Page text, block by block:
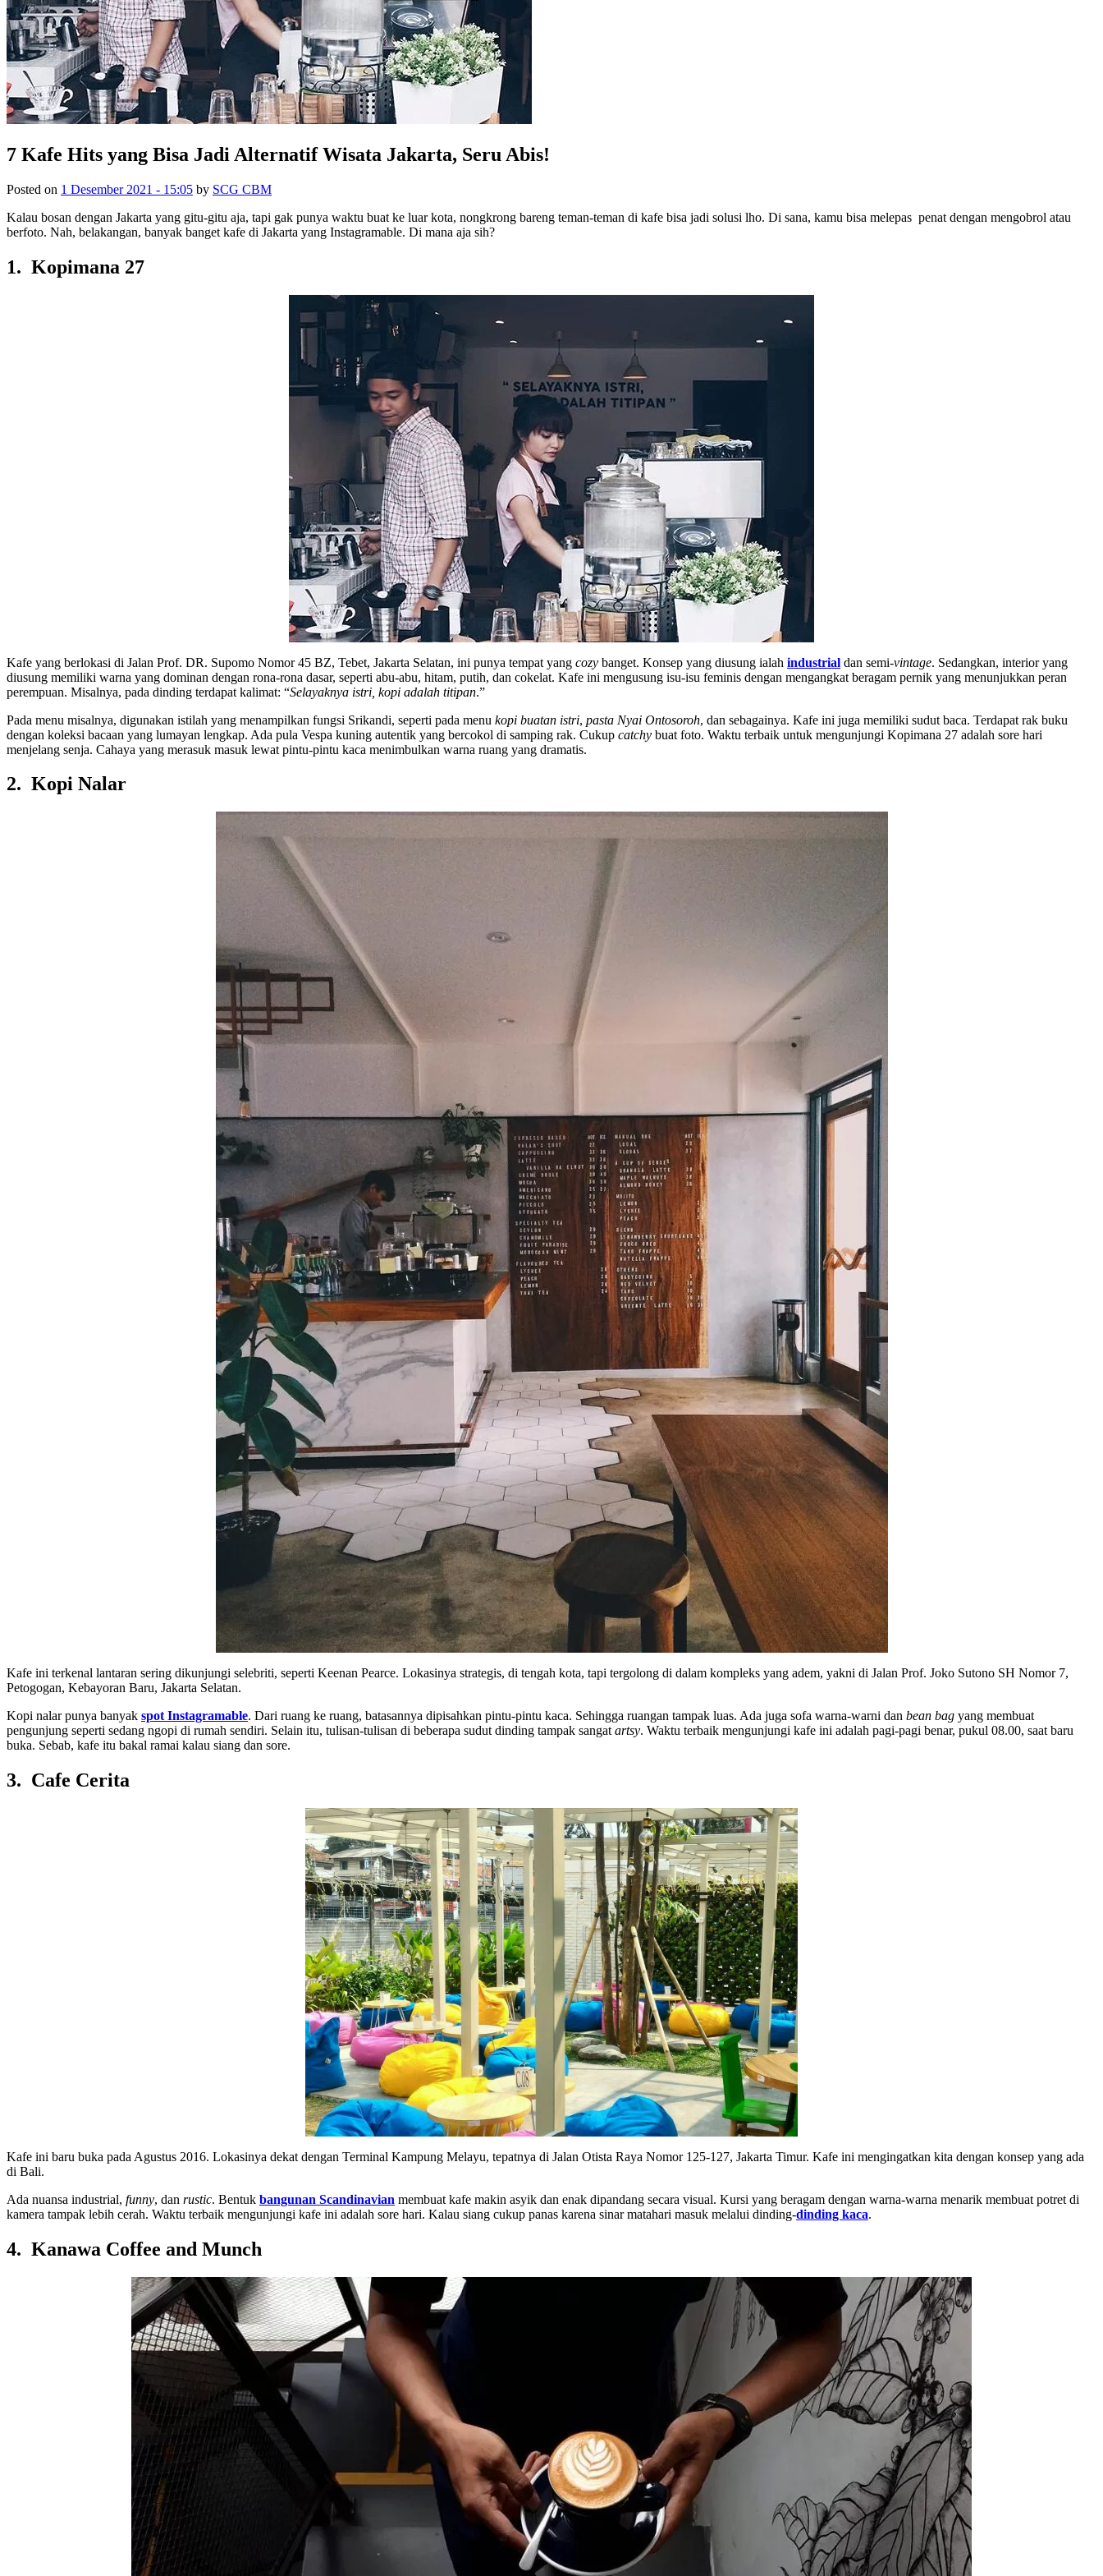
7 Kafe Hits yang Bisa Jadi Alternatif Wisata Jakarta, Seru Abis!
Posted on 1 Desember 2021 - 15:05 by SCG CBM
Kalau bosan dengan Jakarta yang gitu-gitu aja, tapi gak punya waktu buat ke luar kota, nongkrong bareng teman-teman di kafe bisa jadi solusi lho. Di sana, kamu bisa melepas penat dengan mengobrol atau
berfoto. Nah, belakangan, banyak banget kafe di Jakarta yang Instagramable. Di mana aja sih?
1. Kopimana 27
Kafe yang berlokasi di Jalan Prof. DR. Supomo Nomor 45 BZ, Tebet, Jakarta Selatan, ini punya tempat yang cozy banget. Konsep yang diusung ialah industrial dan semi-vintage. Sedangkan, interior yang
diusung memiliki warna yang dominan dengan rona-rona dasar, seperti abu-abu, hitam, putih, dan cokelat. Kafe ini mengusung isu-isu feminis dengan mengangkat beragam pernik yang menunjukkan peran
perempuan. Misalnya, pada dinding terdapat kalimat: “Selayaknya istri, kopi adalah titipan.”
Pada menu misalnya, digunakan istilah yang menampilkan fungsi Srikandi, seperti pada menu kopi buatan istri, pasta Nyai Ontosoroh, dan sebagainya. Kafe ini juga memiliki sudut baca. Terdapat rak buku
dengan koleksi bacaan yang lumayan lengkap. Ada pula Vespa kuning autentik yang bercokol di samping rak. Cukup catchy buat foto. Waktu terbaik untuk mengunjungi Kopimana 27 adalah sore hari
menjelang senja. Cahaya yang merasuk masuk lewat pintu-pintu kaca menimbulkan warna ruang yang dramatis.
2. Kopi Nalar
Kafe ini terkenal lantaran sering dikunjungi selebriti, seperti Keenan Pearce. Lokasinya strategis, di tengah kota, tapi tergolong di dalam kompleks yang adem, yakni di Jalan Prof. Joko Sutono SH Nomor 7,
Petogogan, Kebayoran Baru, Jakarta Selatan.
Kopi nalar punya banyak spot Instagramable. Dari ruang ke ruang, batasannya dipisahkan pintu-pintu kaca. Sehingga ruangan tampak luas. Ada juga sofa warna-warni dan bean bag yang membuat
pengunjung seperti sedang ngopi di rumah sendiri. Selain itu, tulisan-tulisan di beberapa sudut dinding tampak sangat artsy. Waktu terbaik mengunjungi kafe ini adalah pagi-pagi benar, pukul 08.00, saat baru
buka. Sebab, kafe itu bakal ramai kalau siang dan sore.
3. Cafe Cerita
Kafe ini baru buka pada Agustus 2016. Lokasinya dekat dengan Terminal Kampung Melayu, tepatnya di Jalan Otista Raya Nomor 125-127, Jakarta Timur. Kafe ini mengingatkan kita dengan konsep yang ada
di Bali.
Ada nuansa industrial, funny, dan rustic. Bentuk bangunan Scandinavian membuat kafe makin asyik dan enak dipandang secara visual. Kursi yang beragam dengan warna-warna menarik membuat potret di
kamera tampak lebih cerah. Waktu terbaik mengunjungi kafe ini adalah sore hari. Kalau siang cukup panas karena sinar matahari masuk melalui dinding-dinding kaca.
4. Kanawa Coffee and Munch